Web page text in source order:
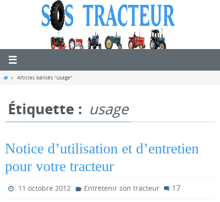
HomeArticles balisés "usage"
Étiquette : usage
Notice d’utilisation et d’entretien
pour votre tracteur
11 octobre 2012 Entretenir son tracteur 17